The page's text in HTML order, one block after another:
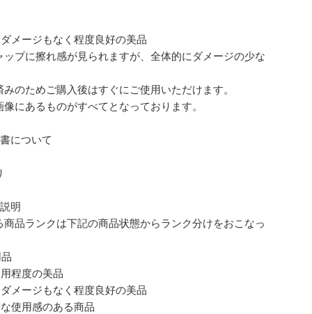
ダメージもなく程度良好の美品
ップに擦れ感が見られますが、全体的にダメージの少な
みのためご購入後はすぐにご使用いただけます。
像にあるものがすべてとなっております。
について
明
商品ランクは下記の商品状態からランク分けをおこなっ
用程度の美品
ダメージもなく程度良好の美品
な使用感のある商品